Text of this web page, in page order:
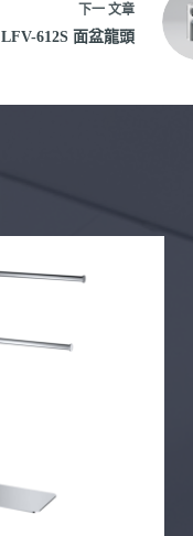
下一 文章
LFV-612S 面盆龍頭